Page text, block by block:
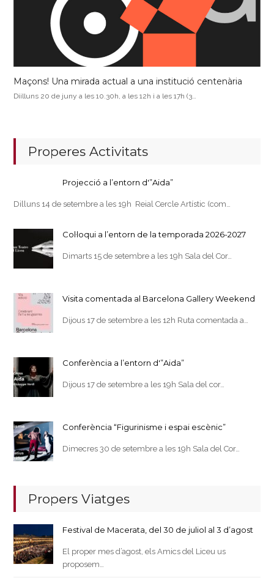
Maçons! Una mirada actual a una institució centenària
Diilluns 20 de juny a les 10.30h, a les 12h i a les 17h (3…
Properes Activitats
Projecció a l’entorn d'”Aida”
Dilluns 14 de setembre a les 19h Reial Cercle Artístic (com…
Col·loqui a l’entorn de la temporada 2026-2027
Dimarts 15 de setembre a les 19h Sala del Cor…
Visita comentada al Barcelona Gallery Weekend
Dijous 17 de setembre a les 12h Ruta comentada a…
Conferència a l’entorn d'”Aida”
Dijous 17 de setembre a les 19h Sala del cor…
Conferència “Figurinisme i espai escènic”
Dimecres 30 de setembre a les 19h Sala del Cor…
Propers Viatges
Festival de Macerata, del 30 de juliol al 3 d’agost
El proper mes d’agost, els Amics del Liceu us
proposem…